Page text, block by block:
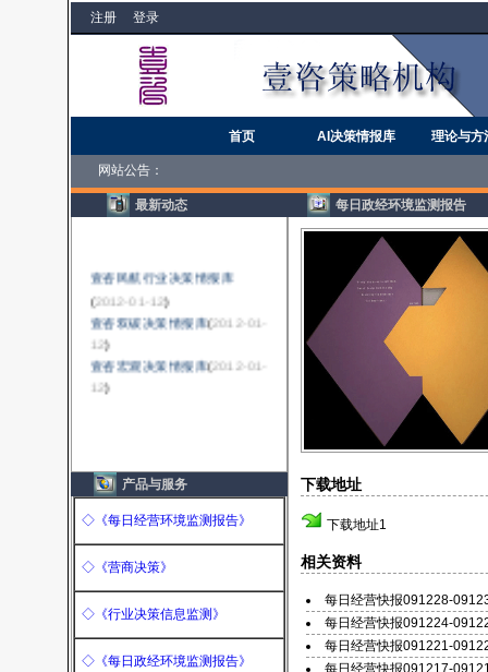
注册 登录
首页 AI决策情报库 理论与方
网站公告：
最新动态
壹咨民航行业决策情报库
(2012-01-12)
壹咨双碳决策情报库(2012-01-
12)
壹咨宏观决策情报库(2012-01-
12)
产品与服务
◇《每日经营环境监测报告》
◇《营商决策》
◇《行业决策信息监测》
◇《每日政经环境监测报告》
每日政经环境监测报告
下载地址
下载地址1
相关资料
每日经营快报091228-
每日经营快报091224-
每日经营快报091221-
每日经营快报091217-